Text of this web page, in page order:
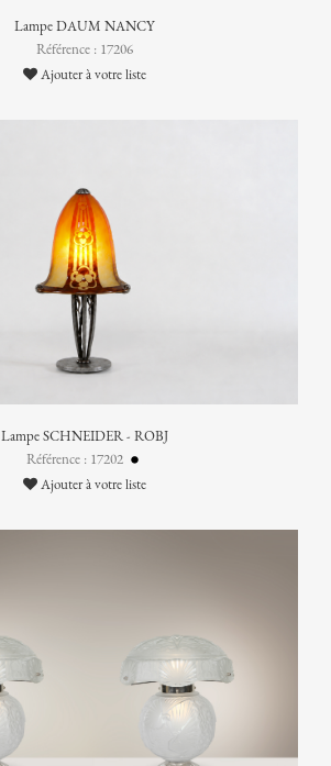
Lampe DAUM NANCY
Référence : 17206
Ajouter à votre liste
Lampe SCHNEIDER - ROBJ
Référence : 17202
Ajouter à votre liste